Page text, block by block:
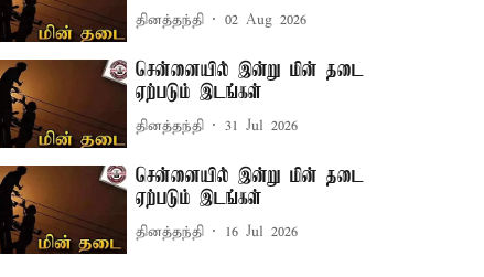
தினத்தந்தி 02 Aug 2026
சென்னையில் இன்று மின் தடை
ஏற்படும் இடங்கள்
தினத்தந்தி 31 Jul 2026
சென்னையில் இன்று மின் தடை
ஏற்படும் இடங்கள்
தினத்தந்தி 16 Jul 2026